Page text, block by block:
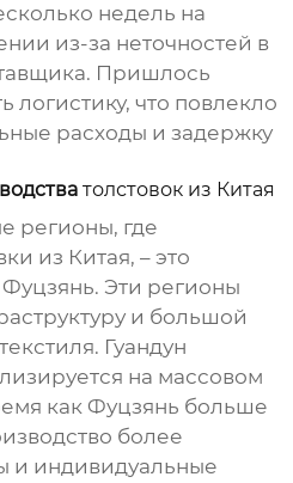
недель на
из-за неточностей в
Пришлось
логистику, что повлекло
расходы и задержку
толстовок из Китая
регионы, где
из Китая, – это
Эти регионы
и большой
Гуандун
на массовом
как Фуцзянь больше
более
и индивидуальные